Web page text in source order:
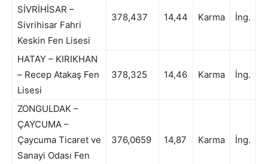
SİVRİHİSAR –
Sivrihisar Fahri
Keskin Fen Lisesi
378,437 14,44 Karma İng.
HATAY – KIRIKHAN
– Recep Atakaş Fen
Lisesi
378,325 14,46 Karma İng.
ZONGULDAK –
ÇAYCUMA –
Çaycuma Ticaret ve
Sanayi Odası Fen
376,0659 14,87 Karma İng.